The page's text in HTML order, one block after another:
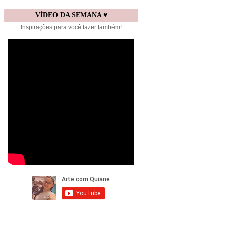
VÍDEO DA SEMANA ♥
Inspirações para você fazer também!